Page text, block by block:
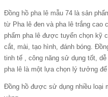
Đồng hồ pha lê mẫu 74 là sản
từ Pha lê đen và pha lê trắng cao
phẩm pha lê được tuyển chọn kỹ
cắt, mài, tạo hình, đánh bóng.
tinh tế , công năng sử dụng tốt,
pha lê là một lựa chọn lý tưởng
Đồng hồ được sử dụng nhiều loại